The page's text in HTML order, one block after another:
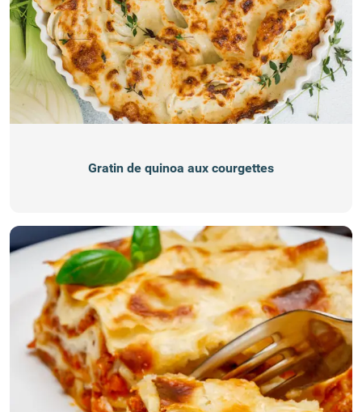
Gratin de quinoa aux courgettes